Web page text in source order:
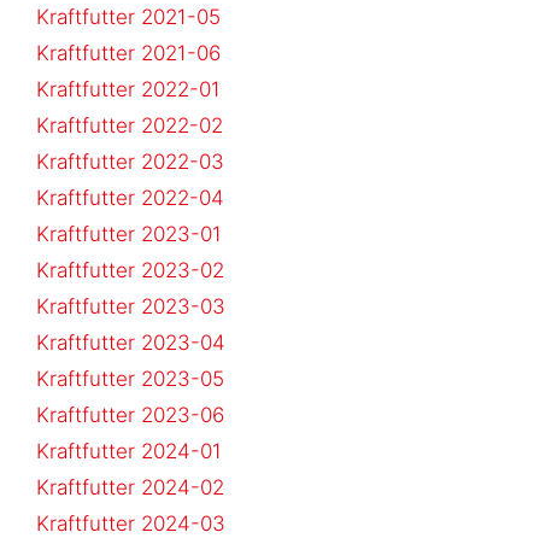
Kraftfutter 2021-05
Kraftfutter 2021-06
Kraftfutter 2022-01
Kraftfutter 2022-02
Kraftfutter 2022-03
Kraftfutter 2022-04
Kraftfutter 2023-01
Kraftfutter 2023-02
Kraftfutter 2023-03
Kraftfutter 2023-04
Kraftfutter 2023-05
Kraftfutter 2023-06
Kraftfutter 2024-01
Kraftfutter 2024-02
Kraftfutter 2024-03